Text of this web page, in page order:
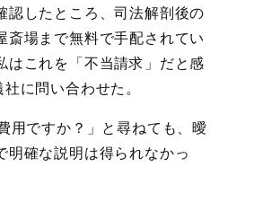
認したところ、司法解剖後の
斎場まで無料で手配されてい
はこれを「不当請求」だと感
に問い合わせた。
用ですか？」と尋ねても、曖
明確な説明は得られなかっ